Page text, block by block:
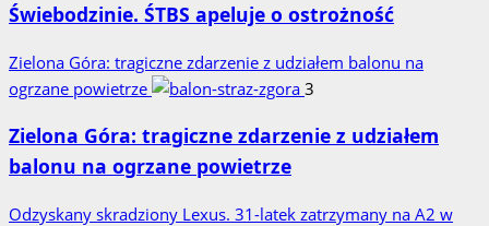
Świebodzinie. ŚTBS apeluje o ostrożność
Zielona Góra: tragiczne zdarzenie z udziałem balonu na
ogrzane powietrze
3
Zielona Góra: tragiczne zdarzenie z udziałem
balonu na ogrzane powietrze
Odzyskany skradziony Lexus. 31‑latek zatrzymany na A2 w